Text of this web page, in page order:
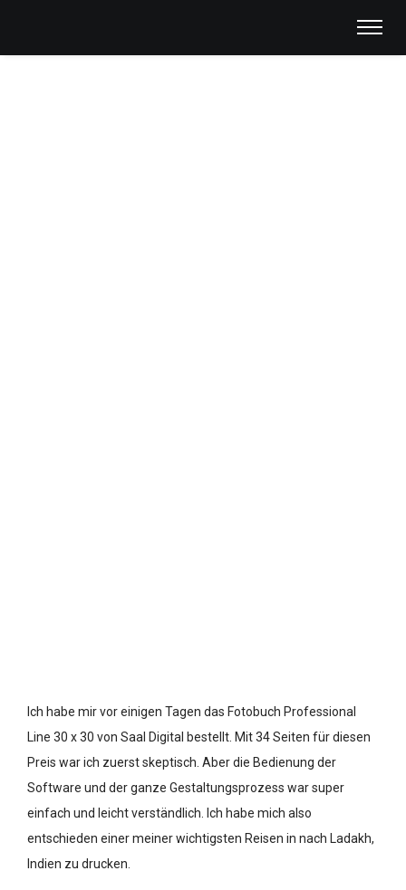
Ich habe mir vor einigen Tagen das Fotobuch Professional
Line 30 x 30 von Saal Digital bestellt. Mit 34 Seiten für diesen
Preis war ich zuerst skeptisch. Aber die Bedienung der
Software und der ganze Gestaltungsprozess war super
einfach und leicht verständlich. Ich habe mich also
entschieden einer meiner wichtigsten Reisen in nach Ladakh,
Indien zu drucken.